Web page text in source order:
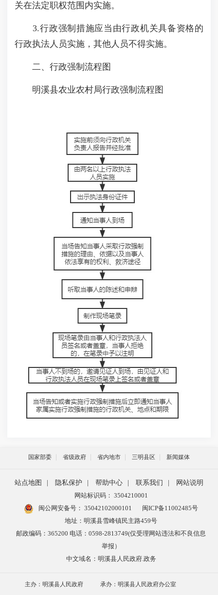
关在法定职权范围内实施。
3.行政强制措施应当由行政机关具备资格的
行政执法人员实施，其他人员不得实施。
二、行政强制流程图
明溪县农业农村局行政强制流程图
国家部委 省级政府 省内地市 三明县区 新闻媒体
站点地图 隐私保护 帮助中心 联系我们
网站说明
网站标识码： 3504210001
闽公网安备号： 35042102000101
闽ICP备11002485号
地址：明溪县雪峰镇民主路459号
邮政编码：365200 电话：0598-2813749(仅受理网站违法和不良信息
举报）
中文域名：明溪县人民政府.政务
主办：明溪县人民政府 承办：明溪县人民政府办公室